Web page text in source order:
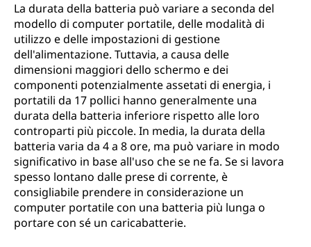
La durata della batteria può variare a seconda del
modello di computer portatile, delle modalità di
utilizzo e delle impostazioni di gestione
dell'alimentazione. Tuttavia, a causa delle
dimensioni maggiori dello schermo e dei
componenti potenzialmente assetati di energia, i
portatili da 17 pollici hanno generalmente una
durata della batteria inferiore rispetto alle loro
controparti più piccole. In media, la durata della
batteria varia da 4 a 8 ore, ma può variare in modo
significativo in base all'uso che se ne fa. Se si lavora
spesso lontano dalle prese di corrente, è
consigliabile prendere in considerazione un
computer portatile con una batteria più lunga o
portare con sé un caricabatterie.